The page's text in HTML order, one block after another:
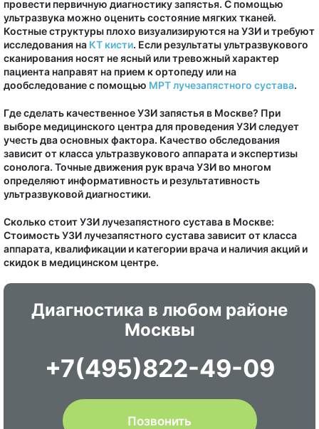
провести первичную диагностику запястья. С помощью
ультразвука можно оценить состояние мягких тканей.
Костные структуры плохо визуализируются на УЗИ и требуют
исследования на КТ кисти. Если результаты ультразвукового
сканирования носят не ясный или тревожный характер
пациента направят на прием к ортопеду или на
дообследование с помощью МРТ лучезапястного сустава.
Где сделать качественное УЗИ запястья в Москве? При
выборе медицинского центра для проведения УЗИ следует
учесть два основных фактора. Качество обследования
зависит от класса ультразвукового аппарата и экспертизы
сонолога. Точные движения рук врача УЗИ во многом
определяют информативность и результативность
ультразвуковой диагностики.
Сколько стоит УЗИ лучезапястного сустава в Москве:
Стоимость УЗИ лучезапястного сустава зависит от класса
аппарата, квалификации и категории врача и наличия акций и
скидок в медицинском центре.
Диагностика в любом районе
Москвы
+7(495)822-49-09
Позвонить